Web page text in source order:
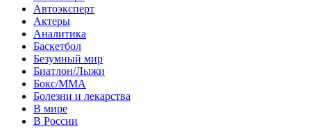
Автоэксперт
Актеры
Аналитика
Баскетбол
Безумный мир
Биатлон/Лыжи
Бокс/MMA
Болезни и лекарства
В мире
В России